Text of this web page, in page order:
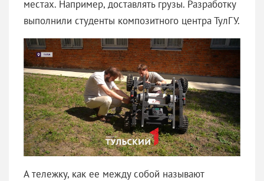
местах. Например, доставлять грузы. Разработку
выполнили студенты композитного центра ТулГУ.
А тележку, как ее между собой называют